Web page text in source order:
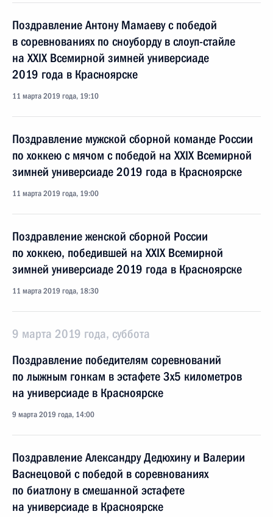
Поздравление Антону Мамаеву с победой
в соревнованиях по сноуборду в слоуп-стайле
на XXIX Всемирной зимней универсиаде
2019 года в Красноярске
11 марта 2019 года, 19:10
Поздравление мужской сборной команде России
по хоккею с мячом с победой на XXIX Всемирной
зимней универсиаде 2019 года в Красноярске
11 марта 2019 года, 19:00
Поздравление женской сборной России
по хоккею, победившей на XXIX Всемирной
зимней универсиаде 2019 года в Красноярске
11 марта 2019 года, 18:30
9 марта 2019 года, суббота
Поздравление победителям соревнований
по лыжным гонкам в эстафете 3x5 километров
на универсиаде в Красноярске
9 марта 2019 года, 14:00
Поздравление Александру Дедюхину и Валерии
Васнецовой с победой в соревнованиях
по биатлону в смешанной эстафете
на универсиаде в Красноярске